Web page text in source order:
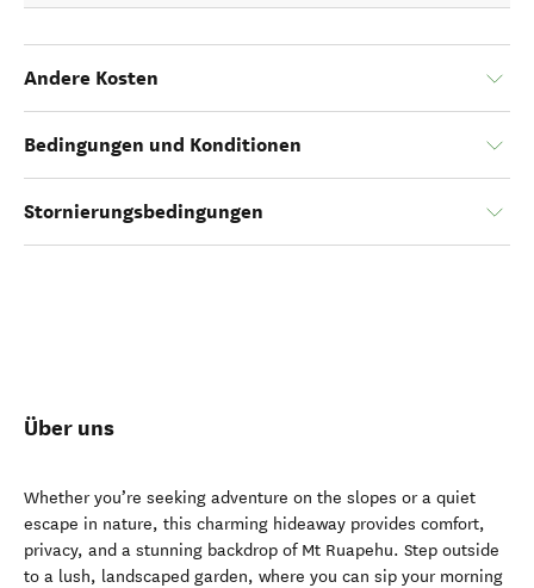
Andere Kosten
Bedingungen und Konditionen
Stornierungsbedingungen
Über uns
Whether you’re seeking adventure on the slopes or a quiet
escape in nature, this charming hideaway provides comfort,
privacy, and a stunning backdrop of Mt Ruapehu. Step outside
to a lush, landscaped garden, where you can sip your morning